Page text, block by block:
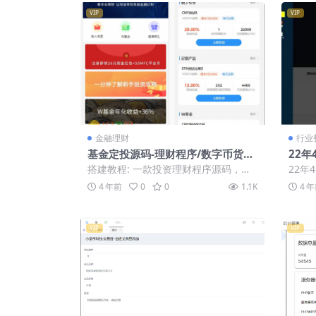
VIP
金融理财
基金定投源码-理财程序/数字币货币
理财/投资理财源码
搭建教程: 一款投资理财程序源码，可
以自行添加货币。支基金产品和定期产
品；可产品...
4 年前 0 0 1.1K
VIP
行业
22年
权盗
【首
22年
盗u-
发...
4
VIP VIP